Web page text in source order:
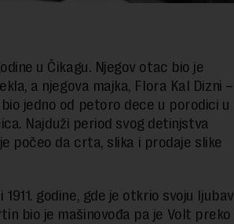
u Čikagu. Njegov otac bio je
a njegova majka, Flora Kal Dizni –
jedno od petoro dece u porodici u
Najduži period svog detinjstva
počeo da crta, slika i prodaje slike
godine, gde je otkrio svoju ljubav
bio je mašinovođa pa je Volt preko